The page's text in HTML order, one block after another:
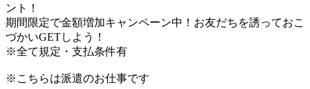
ント！
期間限定で金額増加キャンペーン中！お友だちを誘っておこ
づかいGETしよう！
※全て規定・支払条件有
※こちらは派遣のお仕事です